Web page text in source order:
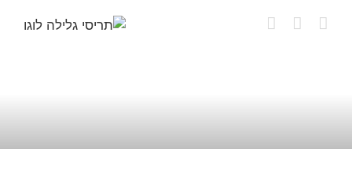
לתוכן